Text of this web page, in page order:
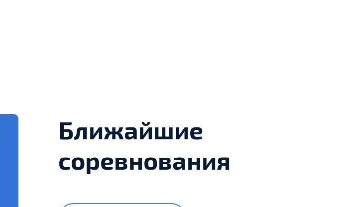
Ближайшие
соревнования